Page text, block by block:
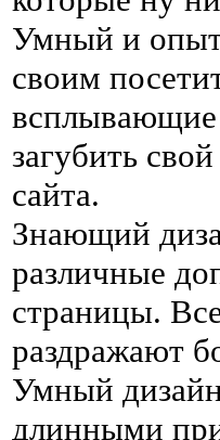
Умный и
своим
всплывающие
загубить
сайта.
Знающий
различные
страницы.
раздражают
Умный
длинными